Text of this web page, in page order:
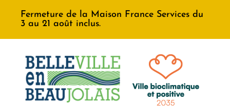
Fermeture de la Maison France Services du
3 au 21 août inclus.